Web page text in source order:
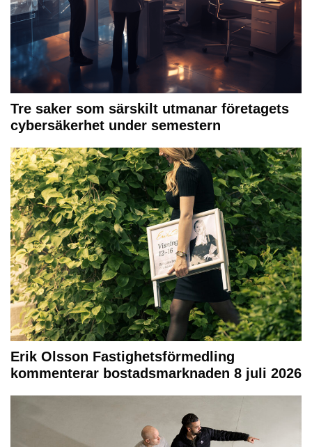
Tre saker som särskilt utmanar företagets
cybersäkerhet under semestern
Erik Olsson Fastighetsförmedling
kommenterar bostadsmarknaden 8 juli 2026